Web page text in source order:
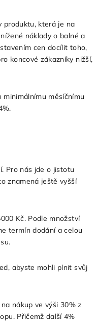
produktu, která je na
náklady o balné a
cen docílit toho,
koncové zákazníky nižší,
měsíčnímu
Pro nás jde o jistotu
znamená ještě vyšší
Kč. Podle množství
termín dodání a celou
abyste mohli plnit svůj
nákup ve výši 30% z
Přičemž další 4%